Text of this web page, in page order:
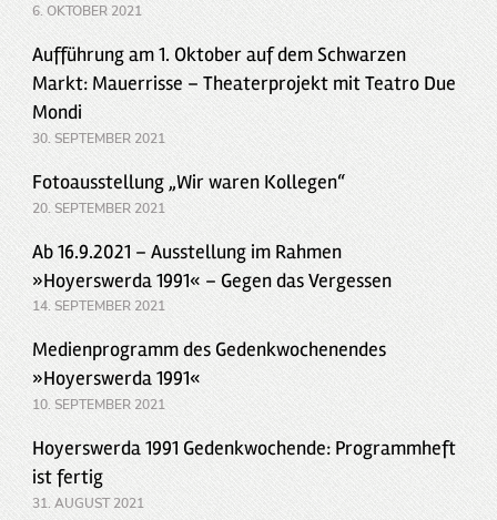
6. OKTOBER 2021
Aufführung am 1. Oktober auf dem Schwarzen
Markt: Mauerrisse – Theaterprojekt mit Teatro Due
Mondi
30. SEPTEMBER 2021
Fotoausstellung „Wir waren Kollegen“
20. SEPTEMBER 2021
Ab 16.9.2021 – Ausstellung im Rahmen
»Hoyerswerda 1991« – Gegen das Vergessen
14. SEPTEMBER 2021
Medienprogramm des Gedenkwochenendes
»Hoyerswerda 1991«
10. SEPTEMBER 2021
Hoyerswerda 1991 Gedenkwochende: Programmheft
ist fertig
31. AUGUST 2021